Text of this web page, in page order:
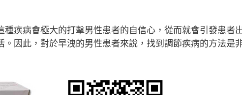
種疾病會極大的打擊男性患者的自信心，從而就會引發患者
。因此，對於早洩的男性患者來說，找到調節疾病的方法是